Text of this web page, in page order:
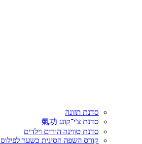
סדנת תזונה
סדנת צ'י־קונג 氣功
סדנת טווינה הורים וילדים
קורס השפה הסינית כשער